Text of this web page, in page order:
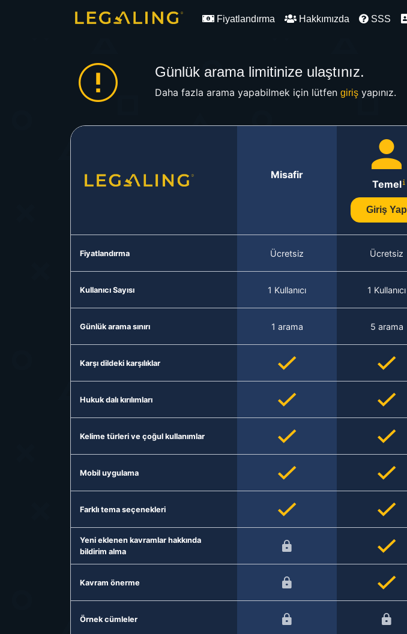
Fiyatlandırma Hakkımızda SSS
Günlük arama limitinize ulaştınız.
Daha fazla arama yapabilmek için lütfen girişyapınız.
Misafir
Temel
Giriş Yap
Fiyatlandırma Ücretsiz Ücretsiz
Kullanıcı Sayısı 1 Kullanıcı 1 Kullanıcı
Günlük arama sınırı 1 arama 5 arama
Karşı dildeki karşılıklar
Hukuk dalı kırılımları
Kelime türleri ve çoğul kullanımlar
Mobil uygulama
Farklı tema seçenekleri
Yeni eklenen kavramlar hakkında
bildirim alma
Kavram önerme
Örnek cümleler